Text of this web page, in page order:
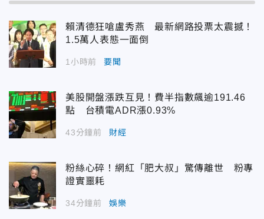
賴清德狂嗆盧秀燕 最新網路投票太震撼！
1.5萬人表態一面倒
1小時前 要聞
美股開盤漲跌互見！費半指數飆逾191.46
點 台積電ADR漲0.93%
43分鐘前 財經
粉絲心碎！網紅「肥大叔」驚傳離世 粉專
證實噩耗
34分鐘前 娛樂